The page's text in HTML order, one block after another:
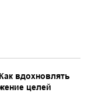
вдохновлять
целей